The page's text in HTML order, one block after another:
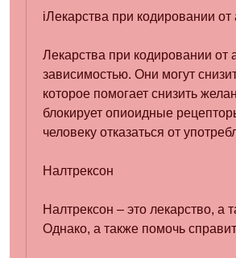
iЛекарства при кодировании от
Лекарства при кодировании от
зависимостью. Они могут
которое помогает снизить
блокирует опиоидные
человеку отказаться от
Налтрексон
Налтрексон – это лекарство, а
Однако, а также помочь